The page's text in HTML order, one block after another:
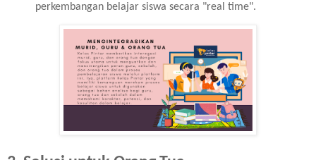
perkembangan belajar siswa secara "real time".